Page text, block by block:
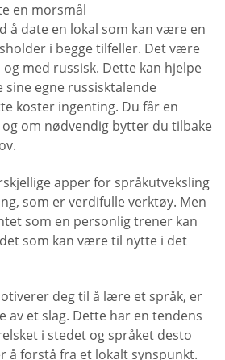
en morsmål
å date en lokal som kan være en
i begge tilfeller. Det være
med russisk. Dette kan hjelpe
sine egne russisktalende
koster ingenting. Du får en
om nødvendig bytter du tilbake
apper for språkutveksling
som er verdifulle verktøy. Men
som en personlig trener kan
som kan være til nytte i det
deg til å lære et språk, er
av et slag. Dette har en tendens
i stedet og språket desto
å forstå fra et lokalt synspunkt.